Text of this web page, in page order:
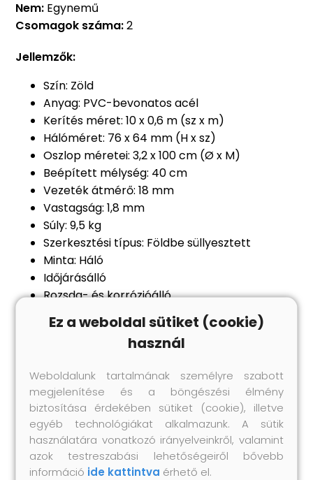
Nem: Egynemű
Csomagok száma:2
Jellemzők:
Szín: Zöld
Anyag: PVC-bevonatos acél
Kerítés méret: 10 x 0,6 m (sz x m)
Hálóméret: 76 x 64 mm (H x sz)
Oszlop méretei: 3,2 x 100 cm (Ø x M)
Beépített mélység: 40 cm
Vezeték átmérő: 18 mm
Vastagság: 1,8 mm
Súly: 9,5 kg
Szerkesztési típus: Földbe süllyesztett
Minta: Háló
Időjárásálló
Rozsda- és korrózióálló
Csak kültéri használatra
Összeszerelés szükséges: Igen
1 x Hegesztett drótkerítés: 10 x 0,6 m (Sz x M)
5 x Oszlop: 3,2 x 100 cm (Ø x M)
2 x Sarokoszlop: 3,2 x 100 cm (Ø x M)
5 x Műanyag sapka
15 x Műanyag feszítődrót támogató
2 x Sarokoszlop sapka
Ez a weboldal sütiket (cookie)
használ
Weboldalunk tartalmának személyre szabott
megjelenítése és a böngészési élmény
biztosítása érdekében sütiket (cookie), illetve
egyéb technológiákat alkalmazunk. A sütik
használatára vonatkozó irányelveinkről, valamint
azok testreszabási lehetőségeiről bővebb
információ ide kattintva érhető el.